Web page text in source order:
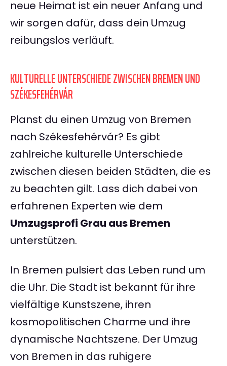
neue Heimat ist ein neuer Anfang und
wir sorgen dafür, dass dein Umzug
reibungslos verläuft.
KULTURELLE UNTERSCHIEDE ZWISCHEN BREMEN UND
SZÉKESFEHÉRVÁR
Planst du einen Umzug von Bremen
nach Székesfehérvár? Es gibt
zahlreiche kulturelle Unterschiede
zwischen diesen beiden Städten, die es
zu beachten gilt. Lass dich dabei von
erfahrenen Experten wie dem
Umzugsprofi Grau aus Bremen
unterstützen.
In Bremen pulsiert das Leben rund um
die Uhr. Die Stadt ist bekannt für ihre
vielfältige Kunstszene, ihren
kosmopolitischen Charme und ihre
dynamische Nachtszene. Der Umzug
von Bremen in das ruhigere